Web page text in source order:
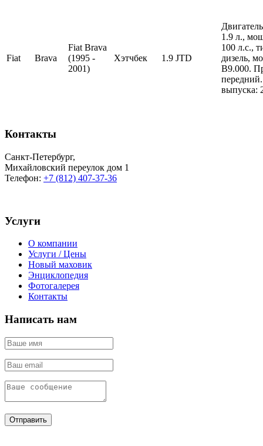
Fiat Brava
Fiat Brava
(1995 -
2001)
Хэтчбек 1.9 JTD
1.9 л.,
100 л.с.,
дизель,
B9.000.
выпуска:
Контакты
Санкт-Петербург,
Михайловский переулок дом 1
Телефон: +7 (812) 407-37-36
Услуги
О компании
Услуги / Цены
Новый маховик
Энциклопедия
Фотогалерея
Контакты
Написать нам
Отправить